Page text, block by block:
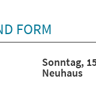
FORM
Sonntag,
Neuhaus